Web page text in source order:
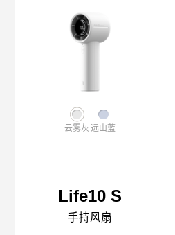
云雾灰 远山蓝
Life10 S
手持风扇